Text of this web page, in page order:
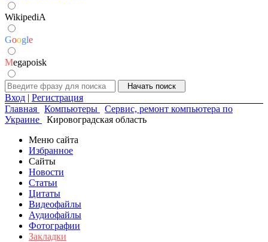
WikipediA
Google
Megapoisk
Вход | Регистрация
Главная
Компьютеры
Сервис, ремонт компьютера по
Украине
Кировоградская область
Меню сайта
Избранное
Сайты
Новости
Статьи
Цитаты
Видеофайлы
Аудиофайлы
Фотографии
Закладки